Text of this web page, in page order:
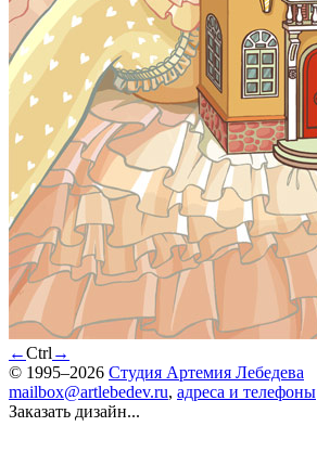
←Ctrl →
© 1995–2026 Студия Артемия Лебедева
mailbox@artlebedev.ru, адреса и телефоны
Заказать дизайн...